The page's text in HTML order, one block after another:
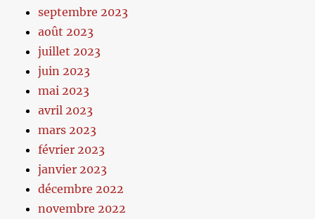
septembre 2023
août 2023
juillet 2023
juin 2023
mai 2023
avril 2023
mars 2023
février 2023
janvier 2023
décembre 2022
novembre 2022